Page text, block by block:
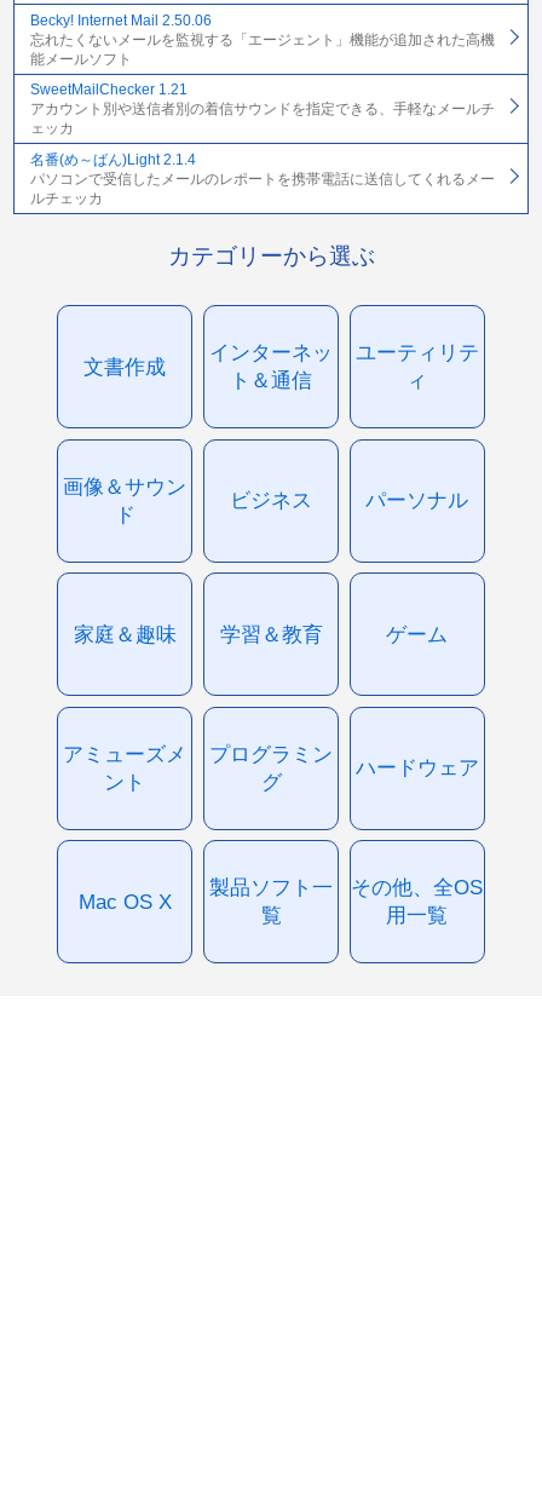
Becky! Internet Mail 2.50.06
忘れたくないメールを監視する「エージェント」機能が追加された高機
能メールソフト
SweetMailChecker 1.21
アカウント別や送信者別の着信サウンドを指定できる、手軽なメールチ
ェッカ
名番(め～ばん)Light 2.1.4
パソコンで受信したメールのレポートを携帯電話に送信してくれるメー
ルチェッカ
カテゴリーから選ぶ
文書作成
インターネッ
ト＆通信
ユーティリテ
ィ
画像＆サウン
ド
ビジネス パーソナル
家庭＆趣味 学習＆教育 ゲーム
アミューズメ
ント
プログラミン
グ
ハードウェア
Mac OS X
製品ソフト一
覧
その他、全OS
用一覧